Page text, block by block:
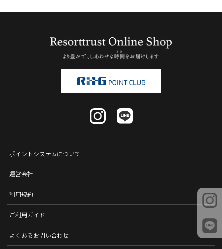
ポイントシステムについて
運営会社
利用規約
ご利用ガイド
よくあるお問い合わせ